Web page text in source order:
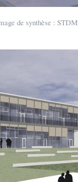
de synthèse :